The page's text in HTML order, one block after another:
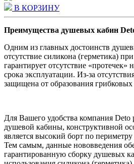
В КОРЗИНУ
Преимущества душевых кабин
Одним из главных достоинств
отсутствие силикона (герметика)
гарантирует отсутствие «протечек»
срока эксплуатации. Из-за
защищена от образования
Для Вашего удобства компания Deto
душевой кабины, конструктивной
является высокий борт по
Тем самым, данные нововведения
гарантированную сборку душевых